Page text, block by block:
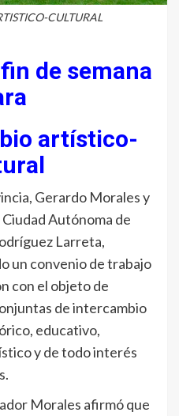
CULTURAL
de semana
artístico-
Gerardo Morales y
Autónoma de
Larreta,
un convenio de trabajo
con el objeto de
de intercambio
educativo,
y de todo interés
Morales afirmó que